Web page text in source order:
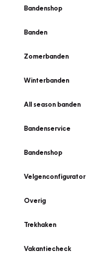
Bandenshop
Banden
Zomerbanden
Winterbanden
All season banden
Bandenservice
Bandenshop
Velgenconfigurator
Overig
Trekhaken
Vakantiecheck